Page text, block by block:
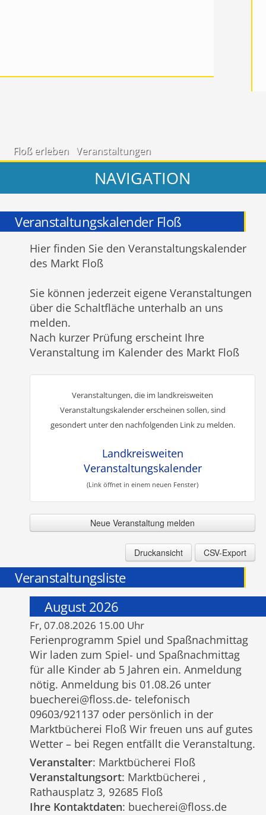
Floß erleben Veranstaltungen
NAVIGATION
Veranstaltungskalender Floß
Hier finden Sie den Veranstaltungskalender
des Markt Floß
Sie können jederzeit eigene Veranstaltungen
über die Schaltfläche unterhalb an uns
melden.
Nach kurzer Prüfung erscheint Ihre
Veranstaltung im Kalender des Markt Floß
Veranstaltungen, die im landkreisweiten
Veranstaltungskalender erscheinen sollen, sind
gesondert unter den nachfolgenden Link zu melden.
Landkreisweiten
Veranstaltungskalender
(Link öffnet in einem neuen Fenster)
Neue Veranstaltung melden
Druckansicht CSV-Export
Veranstaltungsliste
August 2026
Fr, 07.08.2026 15.00 Uhr
Ferienprogramm Spiel und Spaßnachmittag
Wir laden zum Spiel- und Spaßnachmittag
für alle Kinder ab 5 Jahren ein. Anmeldung
nötig. Anmeldung bis 01.08.26 unter
buecherei@floss.de- telefonisch
09603/921137 oder persönlich in der
Marktbücherei Floß Wir freuen uns auf gutes
Wetter – bei Regen entfällt die Veranstaltung.
Veranstalter: Marktbücherei Floß
Veranstaltungsort: Marktbücherei ,
Rathausplatz 3, 92685 Floß
Ihre Kontaktdaten: buecherei@floss.de